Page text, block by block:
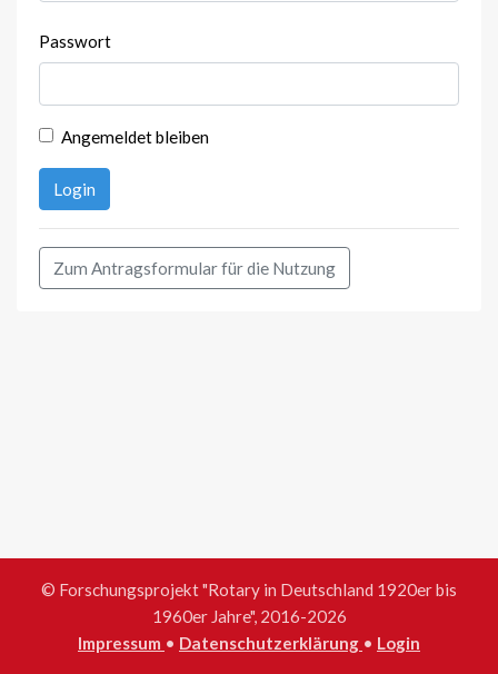
Passwort
Angemeldet bleiben
Login
Zum Antragsformular für die Nutzung
© Forschungsprojekt "Rotary in Deutschland 1920er bis
1960er Jahre", 2016-2026
Impressum • Datenschutzerklärung • Login